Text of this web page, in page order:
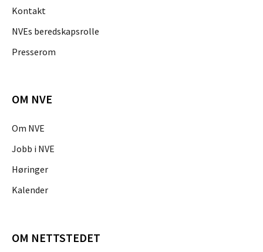
Kontakt
NVEs beredskapsrolle
Presserom
OM NVE
Om NVE
Jobb i NVE
Høringer
Kalender
OM NETTSTEDET